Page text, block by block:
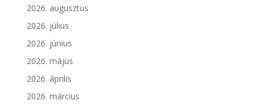
2026. augusztus
2026. július
2026. június
2026. május
2026. április
2026. március